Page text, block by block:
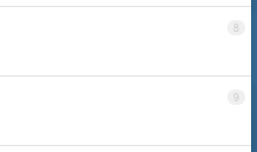
8
9